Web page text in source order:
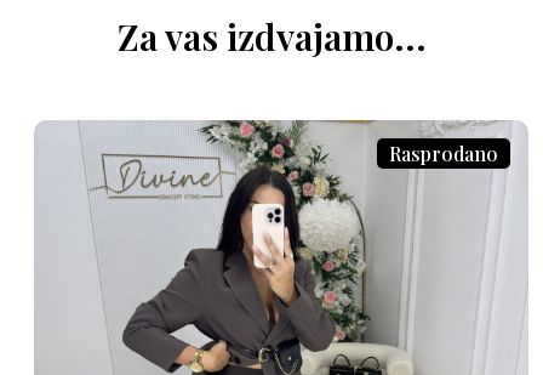
Za vas izdvajamo...
Rasprodano